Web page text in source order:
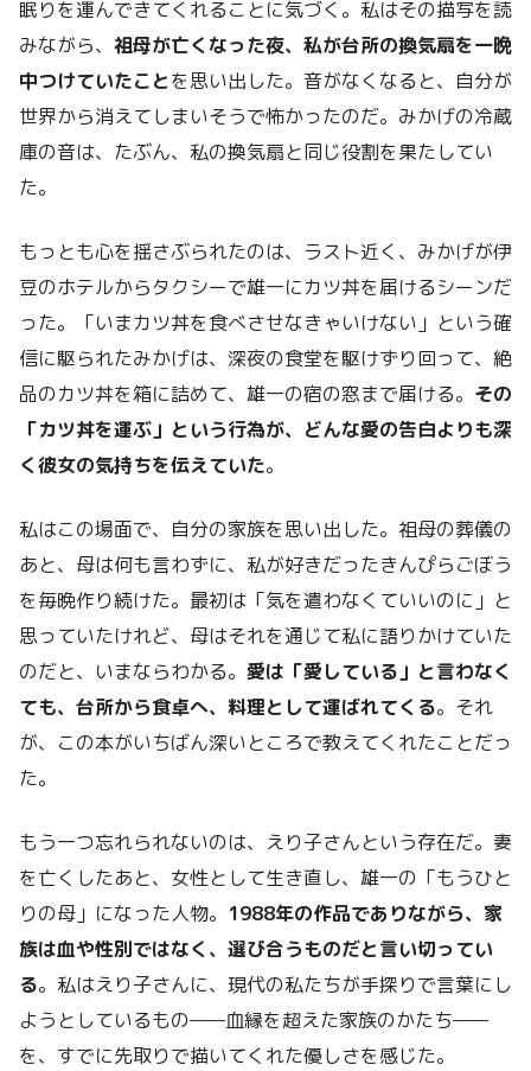
眠りを運んできてくれることに気づく。私はその描写を読
みながら、 祖母が亡くなった夜、私が台所の換気扇を一晩
中つけていたことを思い出した。音がなくなると、自分が
世界から消えてしまいそうで怖かったのだ。みかげの冷蔵
庫の音は、たぶん、私の換気扇と同じ役割を果たしてい
た。
もっとも心を揺さぶられたのは、ラスト近く、みかげが伊
豆のホテルからタクシーで雄一にカツ丼を届けるシーンだ
った。「いまカツ丼を食べさせなきゃいけない」という確
信に駆られたみかげは、深夜の食堂を駆けずり回って、絶
品のカツ丼を箱に詰めて、雄一の宿の窓まで届ける。 その
「カツ丼を運ぶ」という行為が、どんな愛の告白よりも深
く彼女の気持ちを伝えていた。
私はこの場面で、自分の家族を思い出した。祖母の葬儀の
あと、母は何も言わずに、私が好きだったきんぴらごぼう
を毎晩作り続けた。最初は「気を遣わなくていいのに」と
思っていたけれど、母はそれを通じて私に語りかけていた
のだと、いまならわかる。 愛は「愛している」と言わなく
ても、台所から食卓へ、料理として運ばれてくる。それ
が、この本がいちばん深いところで教えてくれたことだっ
た。
もう一つ忘れられないのは、えり子さんという存在だ。妻
を亡くしたあと、女性として生き直し、雄一の「もうひと
りの母」になった人物。 1988年の作品でありながら、家
族は血や性別ではなく、選び合うものだと言い切ってい
る。私はえり子さんに、現代の私たちが手探りで言葉にし
ようとしているもの——血縁を超えた家族のかたち——
を、すでに先取りで描いてくれた優しさを感じた。